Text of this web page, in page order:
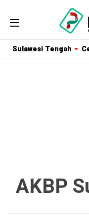
Sulawesi Tengah
AKBP